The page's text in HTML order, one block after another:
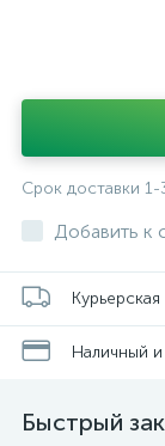
Срок доставки 1-
Добавить к
Наличный
Быстрый